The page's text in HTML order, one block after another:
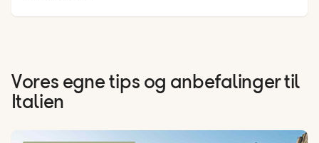
Vores egne tips og anbefalinger til
Italien